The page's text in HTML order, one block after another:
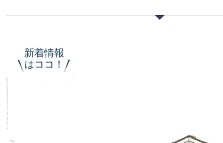
新着情報
はココ！